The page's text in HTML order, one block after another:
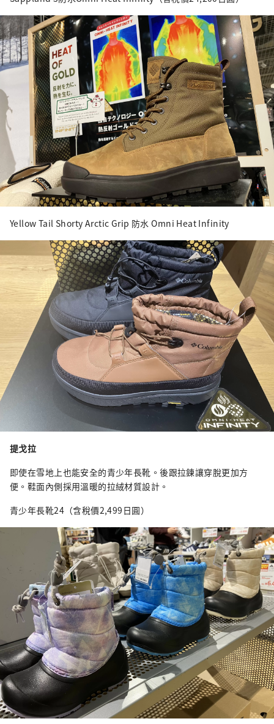
Yellow Tail Shorty Arctic Grip 防水 Omni Heat Infinity
提戈拉
即使在雪地上也能安全的青少年長靴。後跟拉鍊讓穿脫更加方
便。鞋面內側採用溫暖的拉絨材質設計。
青少年長靴24（含稅價2,499日圓）